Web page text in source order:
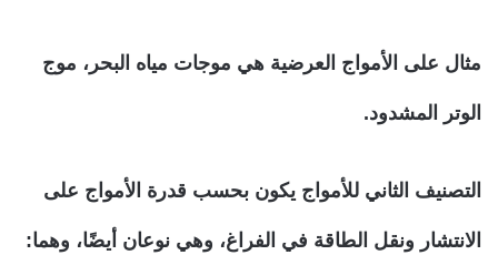
مثال على الأمواج العرضية هي موجات مياه البحر، موج
الوتر المشدود.
التصنيف الثاني للأمواج يكون بحسب قدرة الأمواج على
الانتشار ونقل الطاقة في الفراغ، وهي نوعان أيضًا، وهما: